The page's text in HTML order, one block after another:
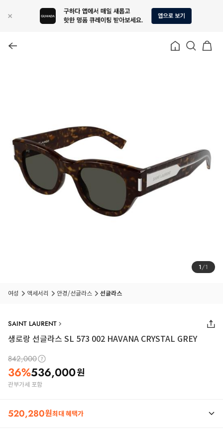
1/1
여성 액세서리 안경/선글라스 선글라스
SAINT LAURENT
생로랑 선글라스 SL 573 002 HAVANA CRYSTAL GREY
842,000
36%536,000원
관부가세 포함
520,280원최대 혜택가